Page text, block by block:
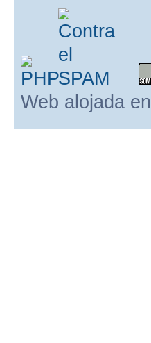
Web alojada en